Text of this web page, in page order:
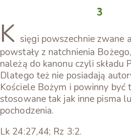
3
K sięgi powszechnie zwane
powstały z natchnienia
należą do kanonu czyli składu
Dlatego też nie posiadają
Kościele Bożym i powinny być
stosowane tak jak inne pisma
pochodzenia.
Lk 24:27,44; Rz 3:2.